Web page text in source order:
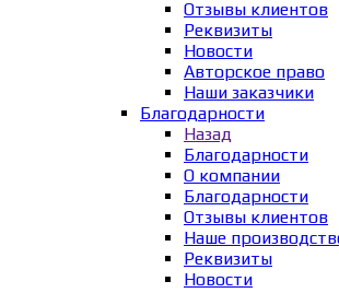
Отзывы клиентов
Реквизиты
Новости
Авторское право
Наши заказчики
Благодарности
Назад
Благодарности
О компании
Благодарности
Отзывы клиентов
Наше
Реквизиты
Новости